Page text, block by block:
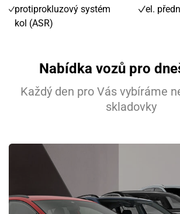
protiprokluzový systém
kol (ASR)
el.
Nabídka vozů pro
Každý den pro Vás vybíráme
skladovky